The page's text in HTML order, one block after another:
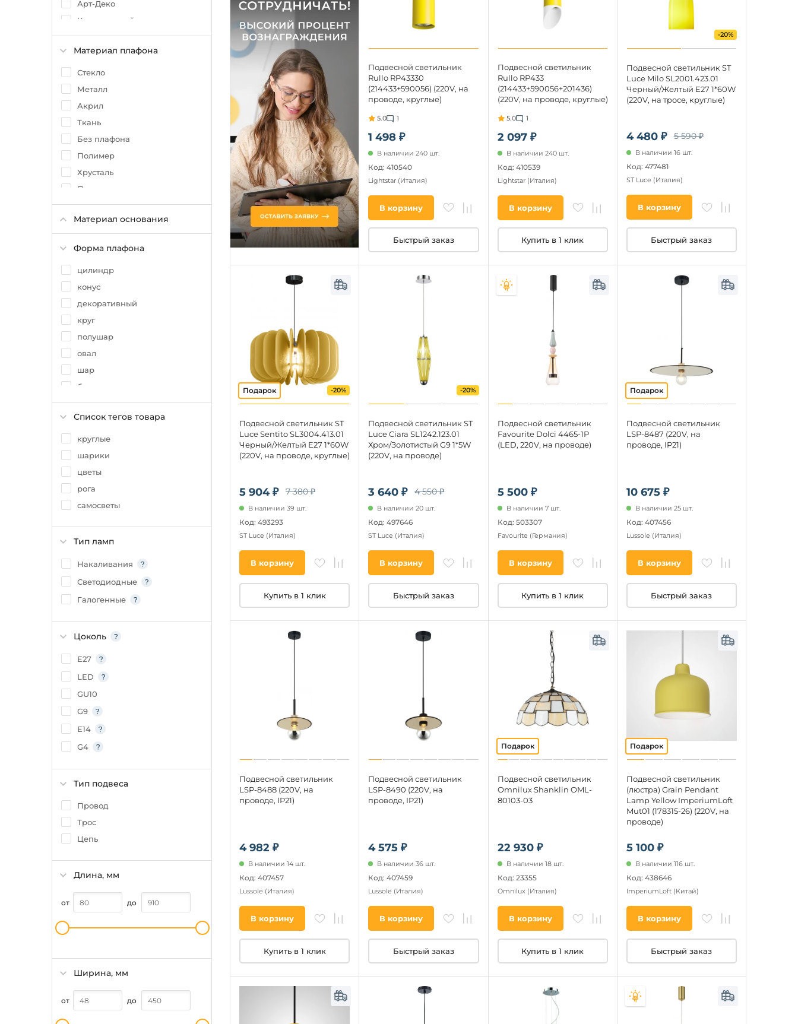
Арт-Деко
Классический
Тиффани
Материал плафона
Стекло
Металл
Акрил
Ткань
Без плафона
Полимер
Хрусталь
Полиэтилен
Полипропилен
Материал основания
Форма плафона
цилиндр
конус
декоративный
круг
полушар
овал
шар
бокал
ваза
элипсоид
Список тегов товара
круглые
шарики
цветы
рога
самосветы
Тип ламп
Накаливания
Светодиодные
Галогенные
Цоколь
E27
LED
GU10
G9
E14
G4
Тип подвеса
Провод
Трос
Цепь
Длина, мм
от до
Ширина, мм
от до
1 498 ₽
Подвесной светильник
Rullo RP43330
(214433+590056) (220V, на
проводе, круглые)
5.0 1
В наличии 240 шт.
Код: 410540
Lightstar (Италия)
В корзину
Быстрый заказ
2 097 ₽
Подвесной светильник
Rullo RP433
(214433+590056+201436)
(220V, на проводе, круглые)
5.0 1
В наличии 240 шт.
Код: 410539
Lightstar (Италия)
В корзину
Купить в 1 клик
4 480 ₽ 5 590 ₽
-20%
Подвесной светильник ST
Luce Milo SL2001.423.01
Черный/Желтый E27 1*60W
(220V, на тросе, круглые)
В наличии 16 шт.
Код: 477481
ST Luce (Италия)
В корзину
Быстрый заказ
5 904 ₽ 7 380 ₽
-20%
Подвесной светильник ST
Luce Sentito SL3004.413.01
Черный/Желтый E27 1*60W
(220V, на проводе, круглые)
В наличии 39 шт.
Код: 493293
ST Luce (Италия)
В корзину
Купить в 1 клик
3 640 ₽ 4 550 ₽
-20%
Подвесной светильник ST
Luce Ciara SL1242.123.01
Хром/Золотистый G9 1*5W
(220V, на проводе)
В наличии 20 шт.
Код: 497646
ST Luce (Италия)
В корзину
Быстрый заказ
5 500 ₽
Подвесной светильник
Favourite Dolci 4465-1P
(LED, 220V, на проводе)
В наличии 7 шт.
Код: 503307
Favourite (Германия)
В корзину
Купить в 1 клик
10 675 ₽
Подвесной светильник
LSP-8487 (220V, на
проводе, IP21)
В наличии 25 шт.
Код: 407456
Lussole (Италия)
В корзину
Быстрый заказ
4 982 ₽
Подвесной светильник
LSP-8488 (220V, на
проводе, IP21)
В наличии 14 шт.
Код: 407457
Lussole (Италия)
В корзину
Купить в 1 клик
4 575 ₽
Подвесной светильник
LSP-8490 (220V, на
проводе, IP21)
В наличии 36 шт.
Код: 407459
Lussole (Италия)
В корзину
Быстрый заказ
22 930 ₽
Подвесной светильник
Omnilux Shanklin OML-
80103-03
В наличии 18 шт.
Код: 23355
Omnilux (Италия)
В корзину
Купить в 1 клик
5 100 ₽
Подвесной светильник
(люстра) Grain Pendant
Lamp Yellow ImperiumLoft
Mut01 (178315-26) (220V, на
проводе)
В наличии 116 шт.
Код: 438646
ImperiumLoft (Китай)
В корзину
Быстрый заказ